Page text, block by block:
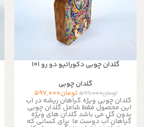
گلدان چوبی دکوراتیو دو رو 101
گلدان چوبی
تومان599,000تومان597,000
گلدان چوبی ویژه گیاهان ریشه در آب
این محصول فقط شامل گلدان چوبی
بدون گل می باشدگلدان های ویژه
گیاهان آب دوست ما برای کسانی که